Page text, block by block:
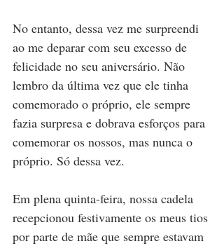
No entanto, dessa vez me surpreendi
ao me deparar com seu excesso de
felicidade no seu aniversário. Não
lembro da última vez que ele tinha
comemorado o próprio, ele sempre
fazia surpresa e dobrava esforços para
comemorar os nossos, mas nunca o
próprio. Só dessa vez.
Em plena quinta-feira, nossa cadela
recepcionou festivamente os meus tios
por parte de mãe que sempre estavam